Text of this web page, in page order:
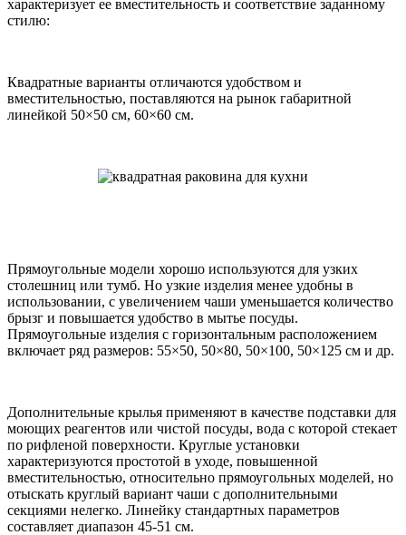
характеризует ее вместительность и соответствие заданному
стилю:
Квадратные варианты отличаются удобством и
вместительностью, поставляются на рынок габаритной
линейкой 50×50 см, 60×60 см.
Прямоугольные модели хорошо используются для узких
столешниц или тумб. Но узкие изделия менее удобны в
использовании, с увеличением чаши уменьшается количество
брызг и повышается удобство в мытье посуды.
Прямоугольные изделия с горизонтальным расположением
включает ряд размеров: 55×50, 50×80, 50×100, 50×125 см и др.
Дополнительные крылья применяют в качестве подставки для
моющих реагентов или чистой посуды, вода с которой стекает
по рифленой поверхности. Круглые установки
характеризуются простотой в уходе, повышенной
вместительностью, относительно прямоугольных моделей, но
отыскать круглый вариант чаши с дополнительными
секциями нелегко. Линейку стандартных параметров
составляет диапазон 45-51 см.